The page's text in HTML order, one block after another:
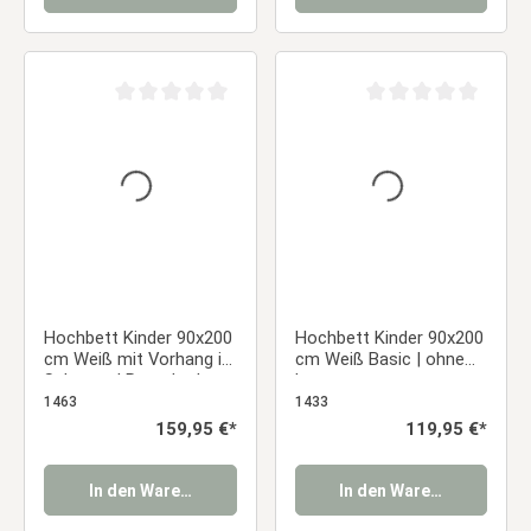
Hochbett Kinder 90x200
cm Weiß mit Vorhang in
Schwarz | Rutsche |
ohne Lattenrost | Pirat |
1463
Regulärer Preis:
159,95 €*
In den Warenkorb
Hochbett Kinder 90x200
cm Weiß Basic | ohne
Lattenrost
1433
Regulärer Preis:
119,95 €*
In den Warenkorb